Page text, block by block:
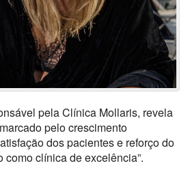
pela Clínica Mollaris, revela
marcado pelo crescimento
dos pacientes e reforço do
como clínica de excelência”.